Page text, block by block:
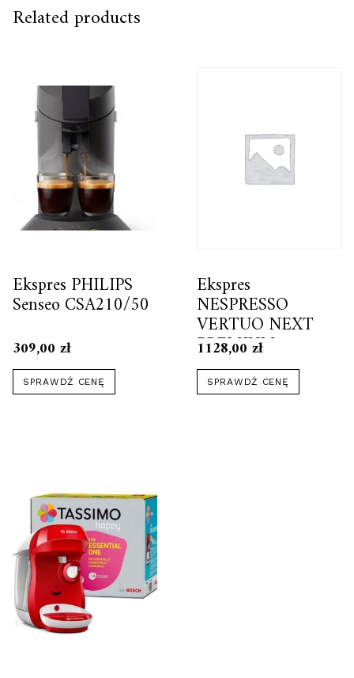
Related products
Ekspres PHILIPS
Senseo CSA210/50
309,00 zł
SPRAWDŹ CENĘ
Ekspres
NESPRESSO
VERTUO NEXT
PREMIUM
CZARNY I
AEROCCINO3 + 14
KAW
1128,00 zł
SPRAWDŹ CENĘ